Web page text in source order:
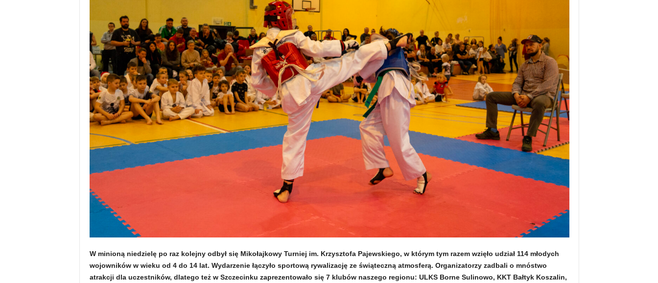
W minioną niedzielę po raz kolejny odbył się Mikołajkowy Turniej im. Krzysztofa Pajewskiego, w którym tym razem wzięło udział 114 młodych
wojowników w wieku od 4 do 14 lat. Wydarzenie łączyło sportową rywalizację ze świąteczną atmosferą. Organizatorzy zadbali o mnóstwo
atrakcji dla uczestników, dlatego też w Szczecinku zaprezentowało się 7 klubów naszego regionu: ULKS Borne Sulinowo, KKT Bałtyk Koszalin,